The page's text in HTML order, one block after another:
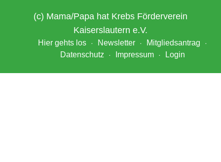
(c) Mama/Papa hat Krebs Förderverein
Kaiserslautern e.V.
Hier gehts los Newsletter
Mitgliedsantrag
Datenschutz
Impressum Login